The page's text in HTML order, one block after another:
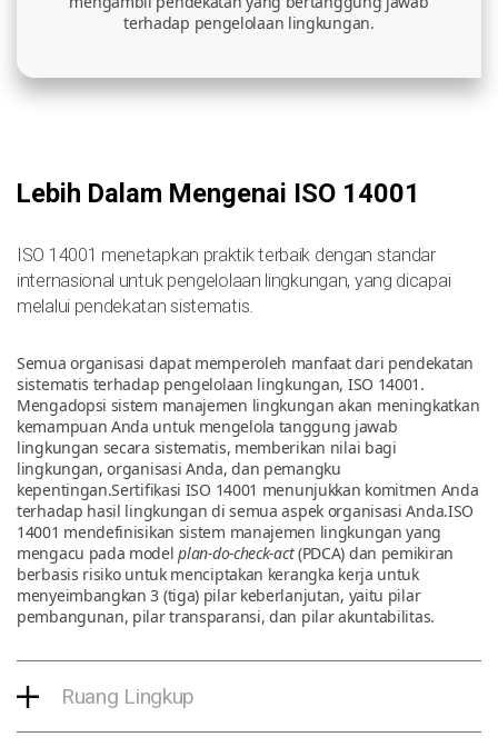
terhadap pengelolaan lingkungan.
Lebih Dalam Mengenai ISO 14001
ISO 14001 menetapkan praktik terbaik dengan standar
internasional untuk pengelolaan lingkungan, yang dicapai
melalui pendekatan sistematis.
Semua organisasi dapat memperoleh manfaat dari pendekatan
sistematis terhadap pengelolaan lingkungan, ISO 14001.
Mengadopsi sistem manajemen lingkungan akan meningkatkan
kemampuan Anda untuk mengelola tanggung jawab
lingkungan secara sistematis, memberikan nilai bagi
lingkungan, organisasi Anda, dan pemangku
kepentingan.Sertifikasi ISO 14001 menunjukkan komitmen Anda
terhadap hasil lingkungan di semua aspek organisasi Anda.ISO
14001 mendefinisikan sistem manajemen lingkungan yang
mengacu pada modelplan-do-check-act(PDCA) dan pemikiran
berbasis risiko untuk menciptakan kerangka kerja untuk
menyeimbangkan 3 (tiga) pilar keberlanjutan, yaitu pilar
pembangunan, pilar transparansi, dan pilar akuntabilitas.
Ruang Lingkup